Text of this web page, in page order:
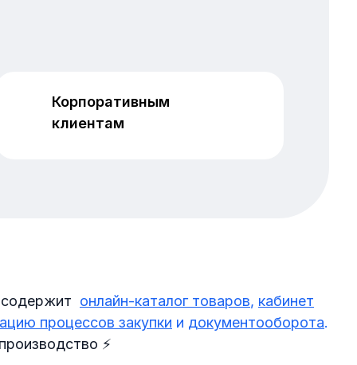
Корпоративным
клиентам
онлайн-каталог товаров, кабинет
процессов закупки и документооборота.
⚡